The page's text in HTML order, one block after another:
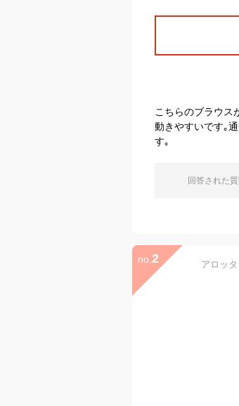
こちらのブラウス
動きやすいです｡
す｡
回答された
no. 2 アロッ